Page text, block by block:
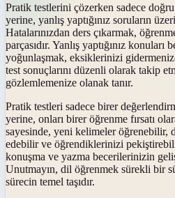
Pratik testlerini çözerken sadece
yerine, yanlış yaptığınız soruların
Hatalarınızdan ders çıkarmak,
parçasıdır. Yanlış yaptığınız
yoğunlaşmak, eksiklerinizi
test sonuçlarını düzenli olarak takip
gözlemlemenize olanak tanır.
Pratik testleri sadece birer
yerine, onları birer öğrenme fırsatı
sayesinde, yeni kelimeler öğrenebilir,
edebilir ve öğrendiklerinizi
konuşma ve yazma becerilerinizin
Unutmayın, dil öğrenmek sürekli bir
sürecin temel taşıdır.